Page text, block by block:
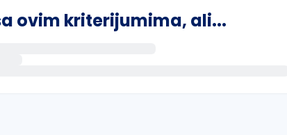
ovim kriterijumima, ali...